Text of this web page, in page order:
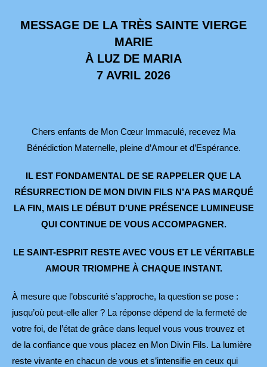
MESSAGE DE LA TRÈS SAINTE VIERGE
MARIE
À LUZ DE MARIA
7 AVRIL 2026
Chers enfants de Mon Cœur Immaculé, recevez Ma
Bénédiction Maternelle, pleine d’Amour et d’Espérance.
IL EST FONDAMENTAL DE SE RAPPELER QUE LA
RÉSURRECTION DE MON DIVIN FILS N’A PAS MARQUÉ
LA FIN, MAIS LE DÉBUT D’UNE PRÉSENCE LUMINEUSE
QUI CONTINUE DE VOUS ACCOMPAGNER.
LE SAINT-ESPRIT RESTE AVEC VOUS ET LE VÉRITABLE
AMOUR TRIOMPHE À CHAQUE INSTANT.
À mesure que l’obscurité s’approche, la question se pose :
jusqu’où peut-elle aller ? La réponse dépend de la fermeté de
votre foi, de l’état de grâce dans lequel vous vous trouvez et
de la confiance que vous placez en Mon Divin Fils. La lumière
reste vivante en chacun de vous et s’intensifie en ceux qui